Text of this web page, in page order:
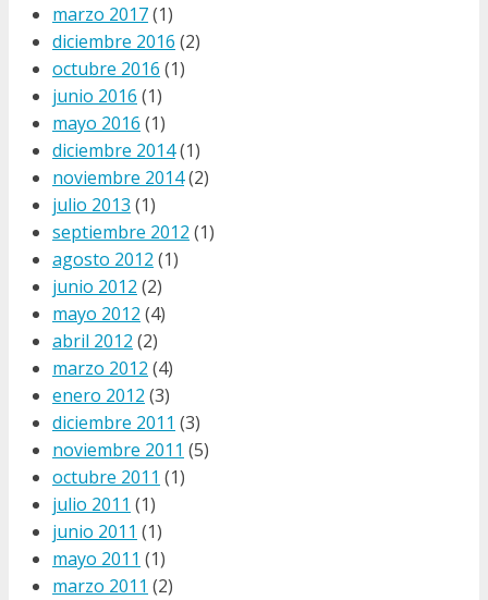
marzo 2017(1)
diciembre 2016 (2)
octubre 2016 (1)
junio 2016 (1)
mayo 2016 (1)
diciembre 2014(1)
noviembre 2014(2)
julio 2013 (1)
septiembre 2012 (1)
agosto 2012 (1)
junio 2012 (2)
mayo 2012 (4)
abril 2012 (2)
marzo 2012 (4)
enero 2012 (3)
diciembre 2011 (3)
noviembre 2011 (5)
octubre 2011 (1)
julio 2011 (1)
junio 2011 (1)
mayo 2011 (1)
marzo 2011 (2)